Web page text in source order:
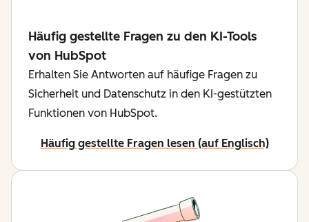
Häufig gestellte Fragen zu den KI-Tools
von HubSpot
Erhalten Sie Antworten auf häufige Fragen zu
Sicherheit und Datenschutz in den KI-gestützten
Funktionen von HubSpot.
Häufig gestellte Fragen lesen (auf Englisch)